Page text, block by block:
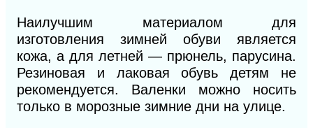
Наилучшим материалом для
изготовления зимней обуви является
кожа, а для летней — прюнель, парусина.
Резиновая и лаковая обувь детям не
рекомендуется. Валенки можно носить
только в морозные зимние дни на улице.